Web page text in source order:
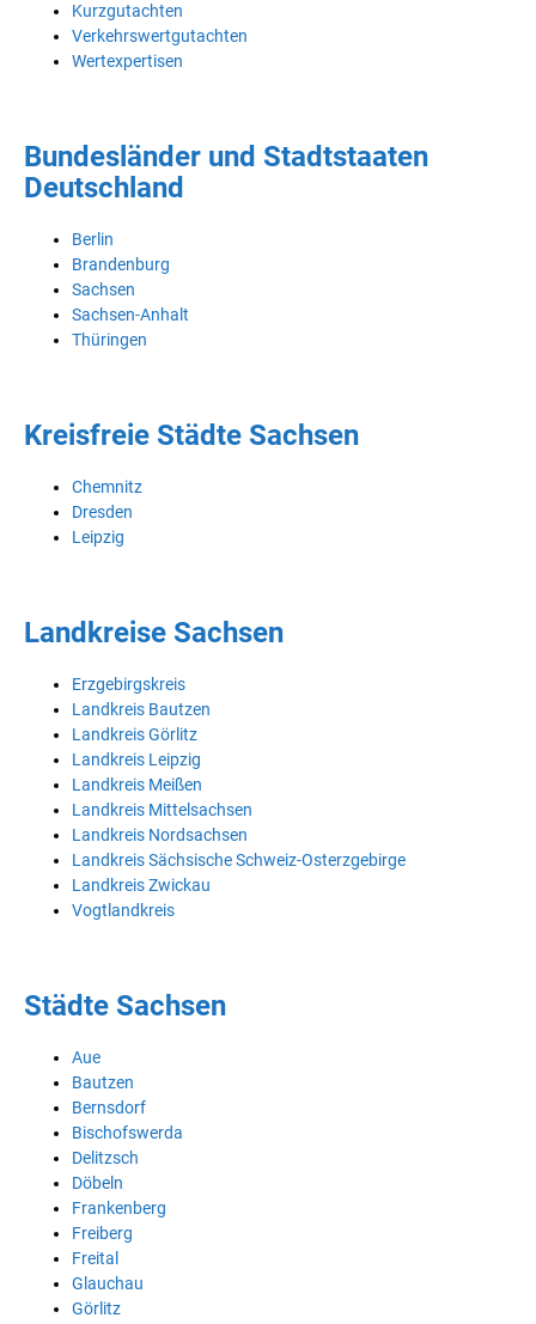
Kurzgutachten
Verkehrswertgutachten
Wertexpertisen
Bundesländer und Stadtstaaten
Deutschland
Berlin
Brandenburg
Sachsen
Sachsen-Anhalt
Thüringen
Kreisfreie Städte Sachsen
Chemnitz
Dresden
Leipzig
Landkreise Sachsen
Erzgebirgskreis
Landkreis Bautzen
Landkreis Görlitz
Landkreis Leipzig
Landkreis Meißen
Landkreis Mittelsachsen
Landkreis Nordsachsen
Landkreis Sächsische Schweiz-Osterzgebirge
Landkreis Zwickau
Vogtlandkreis
Städte Sachsen
Aue
Bautzen
Bernsdorf
Bischofswerda
Delitzsch
Döbeln
Frankenberg
Freiberg
Freital
Glauchau
Görlitz